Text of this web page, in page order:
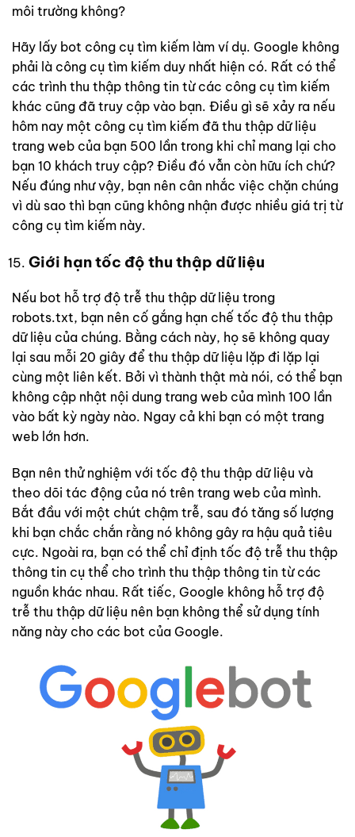
môi trường không?
Hãy lấy bot công cụ tìm kiếm làm ví dụ. Google không
phải là công cụ tìm kiếm duy nhất hiện có. Rất có thể
các trình thu thập thông tin từ các công cụ tìm kiếm
khác cũng đã truy cập vào bạn. Điều gì sẽ xảy ra nếu
hôm nay một công cụ tìm kiếm đã thu thập dữ liệu
trang web của bạn 500 lần trong khi chỉ mang lại cho
bạn 10 khách truy cập? Điều đó vẫn còn hữu ích chứ?
Nếu đúng như vậy, bạn nên cân nhắc việc chặn chúng
vì dù sao thì bạn cũng không nhận được nhiều giá trị từ
công cụ tìm kiếm này.
Giới hạn tốc độ thu thập dữ liệu
Nếu bot hỗ trợ độ trễ thu thập dữ liệu trong
robots.txt, bạn nên cố gắng hạn chế tốc độ thu thập
dữ liệu của chúng. Bằng cách này, họ sẽ không quay
lại sau mỗi 20 giây để thu thập dữ liệu lặp đi lặp lại
cùng một liên kết. Bởi vì thành thật mà nói, có thể bạn
không cập nhật nội dung trang web của mình 100 lần
vào bất kỳ ngày nào. Ngay cả khi bạn có một trang
web lớn hơn.
Bạn nên thử nghiệm với tốc độ thu thập dữ liệu và
theo dõi tác động của nó trên trang web của mình.
Bắt đầu với một chút chậm trễ, sau đó tăng số lượng
khi bạn chắc chắn rằng nó không gây ra hậu quả tiêu
cực. Ngoài ra, bạn có thể chỉ định tốc độ trễ thu thập
thông tin cụ thể cho trình thu thập thông tin từ các
nguồn khác nhau. Rất tiếc, Google không hỗ trợ độ
trễ thu thập dữ liệu nên bạn không thể sử dụng tính
năng này cho các bot của Google.